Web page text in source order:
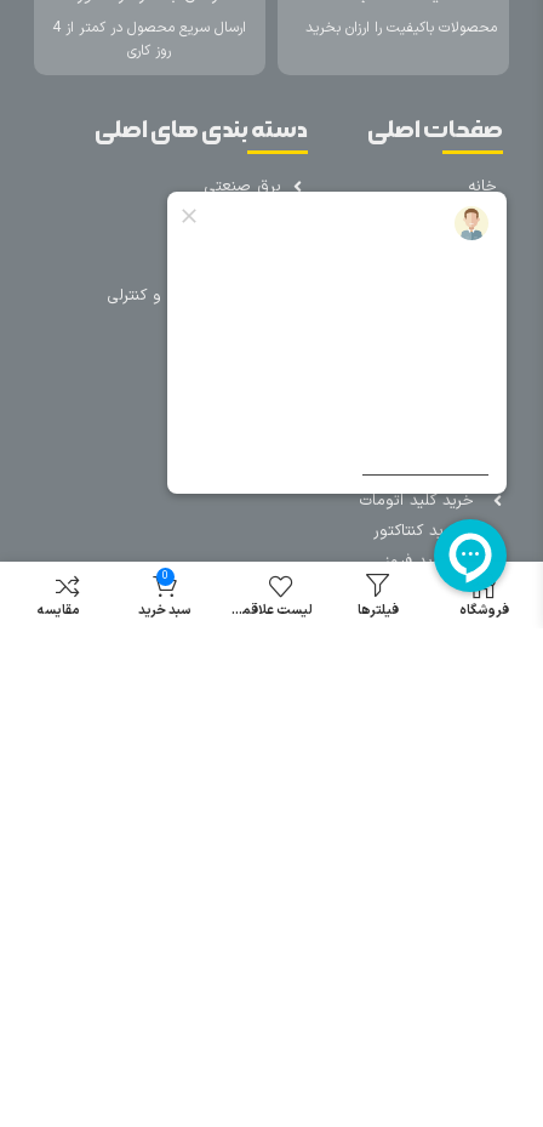
محصولات باکیفیت را ارزان بخرید
ارسال سریع محصول در کمتر از 4
روز کاری
صفحات اصلی
خانه
درباره ما
دسته بندی های اصلی
برق صنعتی
تجهیزات حفاظتی و کنترلی
خرید کلید اتومات
خرید کنتاکتور
خرید فیوز
مینیاتوری
خرید میکرو
فروشگاه فیلترها لیست علاقمندی
0
سبد خرید مقایسه